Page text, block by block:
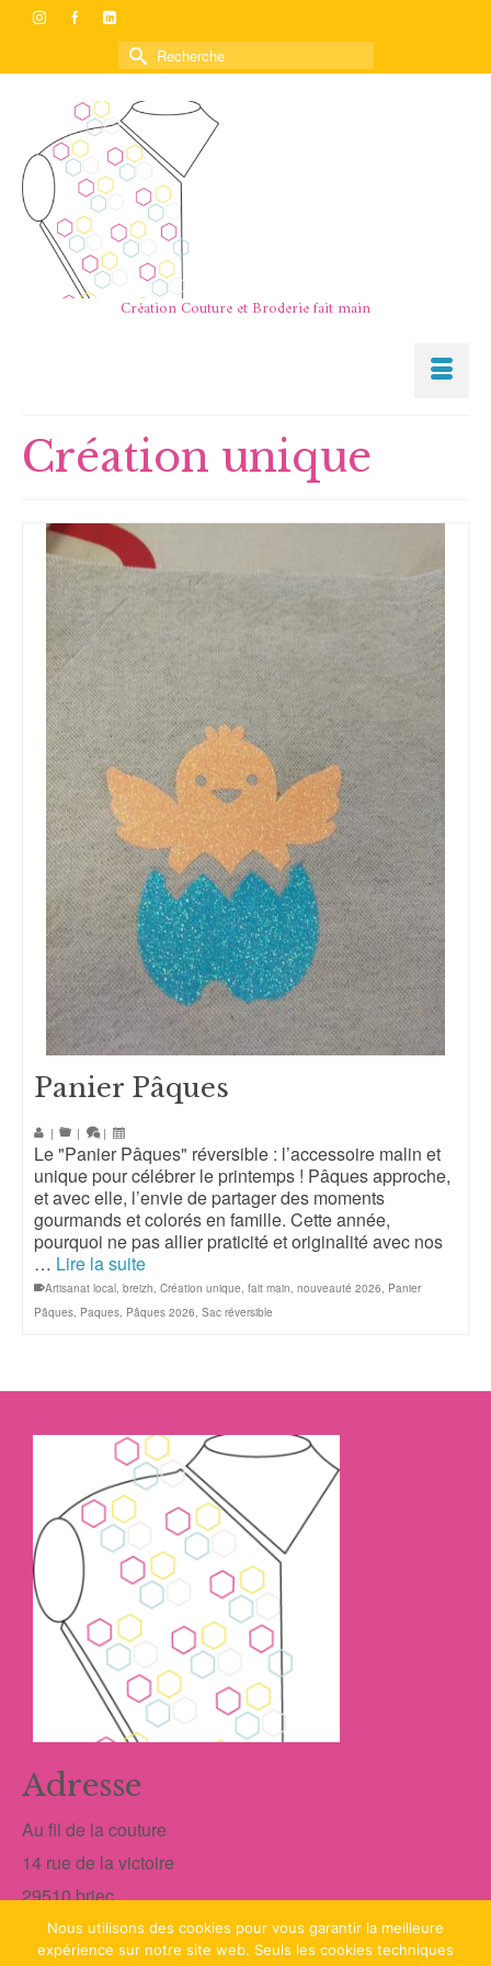
Rechercher :
Création Couture et Broderie fait main
Création unique
Panier Pâques
| | |
Le "Panier Pâques" réversible : l’accessoire malin et
unique pour célébrer le printemps ! Pâques approche,
et avec elle, l’envie de partager des moments
gourmands et colorés en famille. Cette année,
pourquoi ne pas allier praticité et originalité avec nos
… Lire la suite
Artisanat local, breizh, Création unique, fait main, nouveauté 2026, Panier
Pâques, Paques, Pâques 2026, Sac réversible
Adresse
Au fil de la couture
14 rue de la victoire
29510 briec
tel:0298641394
Nous utilisons des cookies pour vous garantir la meilleure
expérience sur notre site web. Seuls les cookies techniques